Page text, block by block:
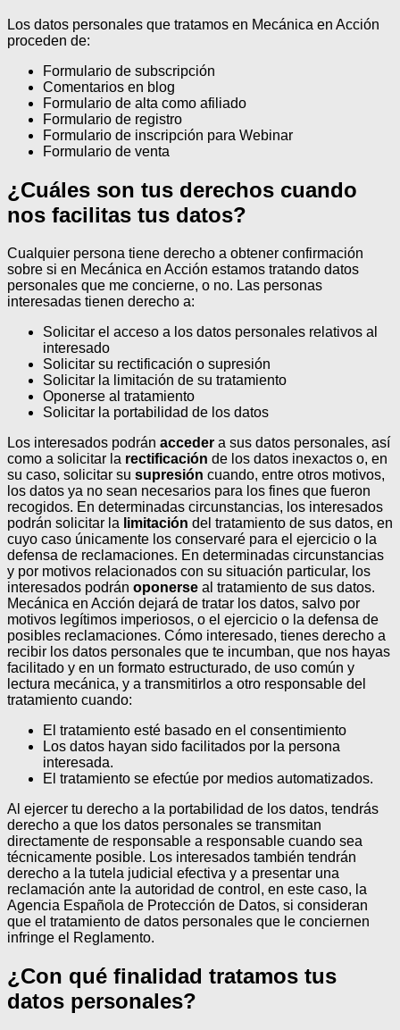
Los datos personales que tratamos en Mecánica en Acción
proceden de:
Formulario de subscripción
Comentarios en blog
Formulario de alta como afiliado
Formulario de registro
Formulario de inscripción para Webinar
Formulario de venta
¿Cuáles son tus derechos cuando
nos facilitas tus datos?
Cualquier persona tiene derecho a obtener confirmación
sobre si en Mecánica en Acción estamos tratando datos
personales que me concierne, o no. Las personas
interesadas tienen derecho a:
Solicitar el acceso a los datos personales relativos al
interesado
Solicitar su rectificación o supresión
Solicitar la limitación de su tratamiento
Oponerse al tratamiento
Solicitar la portabilidad de los datos
Los interesados podrán acceder a sus datos personales, así
como a solicitar la rectificación de los datos inexactos o, en
su caso, solicitar su supresión cuando, entre otros motivos,
los datos ya no sean necesarios para los fines que fueron
recogidos. En determinadas circunstancias, los interesados
podrán solicitar la limitación del tratamiento de sus datos, en
cuyo caso únicamente los conservaré para el ejercicio o la
defensa de reclamaciones. En determinadas circunstancias
y por motivos relacionados con su situación particular, los
interesados podrán oponerse al tratamiento de sus datos.
Mecánica en Acción dejará de tratar los datos, salvo por
motivos legítimos imperiosos, o el ejercicio o la defensa de
posibles reclamaciones. Cómo interesado, tienes derecho a
recibir los datos personales que te incumban, que nos hayas
facilitado y en un formato estructurado, de uso común y
lectura mecánica, y a transmitirlos a otro responsable del
tratamiento cuando:
El tratamiento esté basado en el consentimiento
Los datos hayan sido facilitados por la persona
interesada.
El tratamiento se efectúe por medios automatizados.
Al ejercer tu derecho a la portabilidad de los datos, tendrás
derecho a que los datos personales se transmitan
directamente de responsable a responsable cuando sea
técnicamente posible. Los interesados también tendrán
derecho a la tutela judicial efectiva y a presentar una
reclamación ante la autoridad de control, en este caso, la
Agencia Española de Protección de Datos, si consideran
que el tratamiento de datos personales que le conciernen
infringe el Reglamento.
¿Con qué finalidad tratamos tus
datos personales?